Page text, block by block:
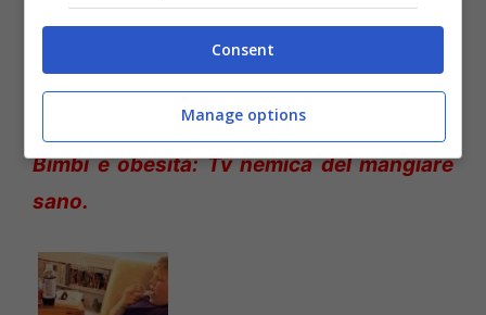
forma di pillola) per 28 giorni, sono riusciti
a bruciare, quotidianamente, fino al doppio
delle calorie del gruppo di controllo.
Bimbi e obesità: Tv nemica del mangiare
sano.
Consent
Manage options